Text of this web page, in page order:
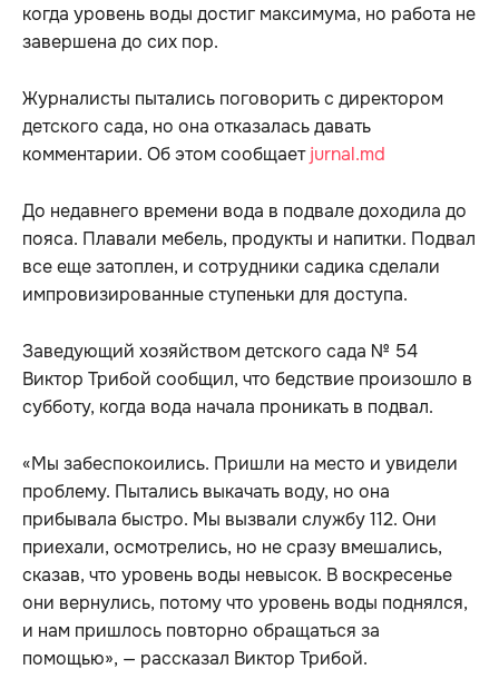
когда уровень воды достиг максимума, но работа не
завершена до сих пор.
Журналисты пытались поговорить с директором
детского сада, но она отказалась давать
комментарии. Об этом сообщаетjurnal.md
До недавнего времени вода в подвале доходила до
пояса. Плавали мебель, продукты и напитки. Подвал
все еще затоплен, и сотрудники садика сделали
импровизированные ступеньки для доступа.
Заведующий хозяйством детского сада № 54
Виктор Трибой сообщил, что бедствие произошло в
субботу, когда вода начала проникать в подвал.
«Мы забеспокоились. Пришли на место и увидели
проблему. Пытались выкачать воду, но она
прибывала быстро. Мы вызвали службу 112. Они
приехали, осмотрелись, но не сразу вмешались,
сказав, что уровень воды невысок. В воскресенье
они вернулись, потому что уровень воды поднялся,
и нам пришлось повторно обращаться за
помощью», — рассказал Виктор Трибой.